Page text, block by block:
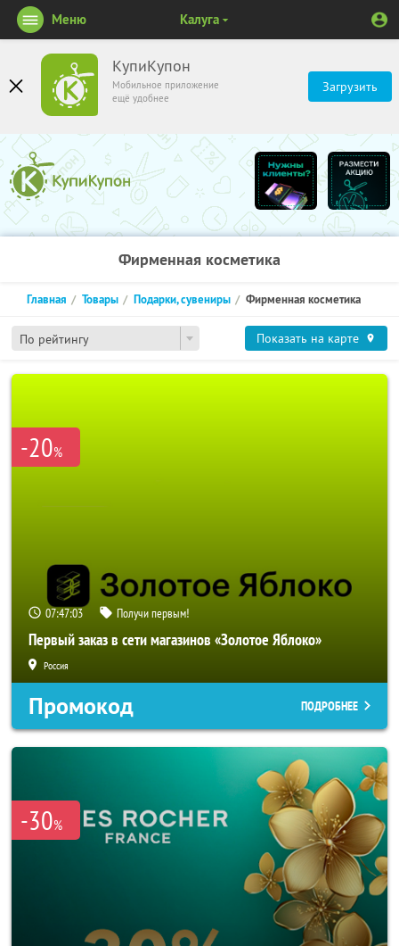
КупиКупон
Мобильное приложение
ещё удобнее
Загрузить
Меню Калуга
Фирменная косметика
По рейтингу
Главная Товары Подарки, сувениры Фирменная косметика
Показать на карте
-20%
07:47:03 Получи первым!
Первый заказ в сети магазинов «Золотое Яблоко»
Россия
Промокод ПОДРОБНЕЕ
-30%